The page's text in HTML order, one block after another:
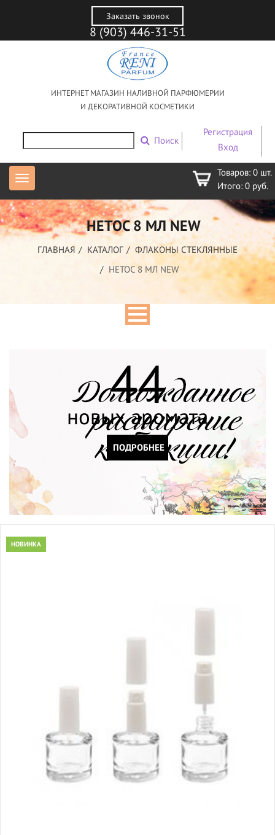
Заказать звонок
8 (903) 446-31-51
ИНТЕРНЕТ МАГАЗИН НАЛИВНОЙ ПАРФЮМЕРИИ
И ДЕКОРАТИВНОЙ КОСМЕТИКИ
Поиск
Регистрация
Вход
Товаров: 0 шт.
Итого: 0 руб.
НЕТОС 8 МЛ NEW
ГЛАВНАЯ КАТАЛОГ
ФЛАКОНЫ СТЕКЛЯННЫЕ
НЕТОС 8 МЛ NEW
44
новых аромата
ПОДРОБНЕЕ
НОВИНКА